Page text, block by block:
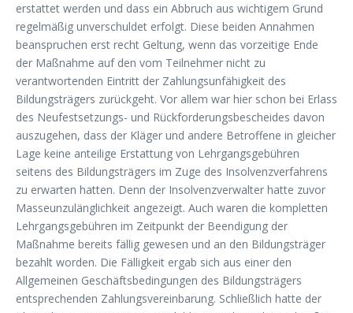
erstattet werden und dass ein Abbruch aus wichtigem Grund
regelmäßig unverschuldet erfolgt. Diese beiden Annahmen
beanspruchen erst recht Geltung, wenn das vorzeitige Ende
der Maßnahme auf den vom Teilnehmer nicht zu
verantwortenden Eintritt der Zahlungsunfähigkeit des
Bildungsträgers zurückgeht. Vor allem war hier schon bei Erlass
des Neufestsetzungs- und Rückforderungsbescheides davon
auszugehen, dass der Kläger und andere Betroffene in gleicher
Lage keine anteilige Erstattung von Lehrgangsgebühren
seitens des Bildungsträgers im Zuge des Insolvenzverfahrens
zu erwarten hatten. Denn der Insolvenzverwalter hatte zuvor
Masseunzulänglichkeit angezeigt. Auch waren die kompletten
Lehrgangsgebühren im Zeitpunkt der Beendigung der
Maßnahme bereits fällig gewesen und an den Bildungsträger
bezahlt worden. Die Fälligkeit ergab sich aus einer den
Allgemeinen Geschäftsbedingungen des Bildungsträgers
entsprechenden Zahlungsvereinbarung. Schließlich hatte der